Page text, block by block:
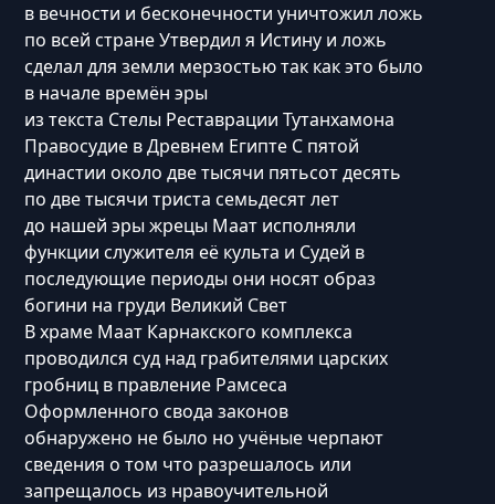
в вечности и бесконечности уничтожил ложь
по всей стране Утвердил я Истину и ложь
сделал для земли мерзостью так как это было
в начале времён эры
из текста Стелы Реставрации Тутанхамона
Правосудие в Древнем Египте С пятой
династии около две тысячи пятьсот десять
по две тысячи триста семьдесят лет
до нашей эры жрецы Маат исполняли
функции служителя её культа и Судей в
последующие периоды они носят образ
богини на груди Великий Свет
В храме Маат Карнакского комплекса
проводился суд над грабителями царских
гробниц в правление Рамсеса
Оформленного свода законов
обнаружено не было но учёные черпают
сведения о том что разрешалось или
запрещалось из нравоучительной